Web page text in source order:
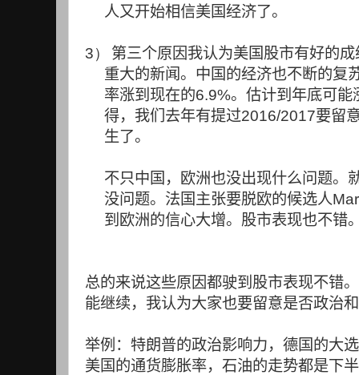
人又开始相信美国经济了。
3）
第三个原因我认为美国股市有好的
重大的新闻。中国的经济也不断的复
率涨到现在的6.9%。估计到年底可能
得，我们去年有提过2016/2017要留
生了。
不只中国，欧洲也没出现什么问题。
没问题。法国主张要脱欧的候选人
到欧洲的信心大增。股市表现也不错
总的来说这些原因都驶到股市表现不错
能继续，我认为大家也要留意是否政治
举例：特朗普的政治影响力，德国的大
美国的通货膨胀率，石油的走势都是下